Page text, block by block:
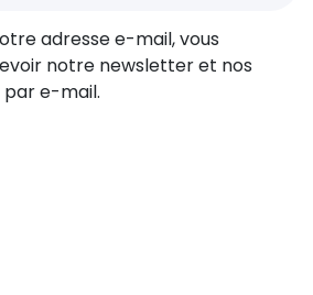
adresse e-mail, vous
notre newsletter et nos
e-mail.